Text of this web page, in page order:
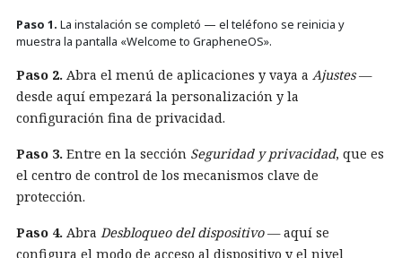
Paso 1. La instalación se completó — el teléfono se reinicia y
muestra la pantalla «Welcome to GrapheneOS».
Paso 2. Abra el menú de aplicaciones y vaya a Ajustes—
desde aquí empezará la personalización y la
configuración fina de privacidad.
Paso 3. Entre en la sección Seguridad y privacidad, que es
el centro de control de los mecanismos clave de
protección.
Paso 4. Abra Desbloqueo del dispositivo— aquí se
configura el modo de acceso al dispositivo y el nivel